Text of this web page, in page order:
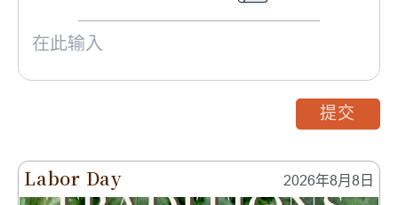
Labor Day 2026年8月8日
提交